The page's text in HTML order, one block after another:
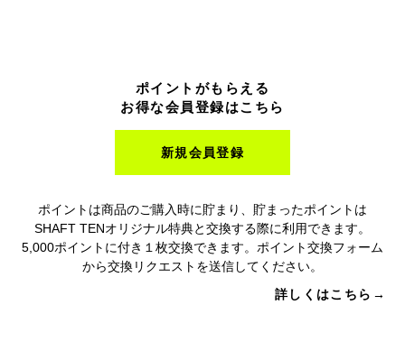
ポイントがもらえる
お得な会員登録はこちら
新規会員登録
ポイントは商品のご購入時に貯まり、貯まったポイントは
SHAFT TENオリジナル特典と交換する際に利用できます。
5,000ポイントに付き１枚交換できます。ポイント交換フォーム
から交換リクエストを送信してください。
詳しくはこちら→